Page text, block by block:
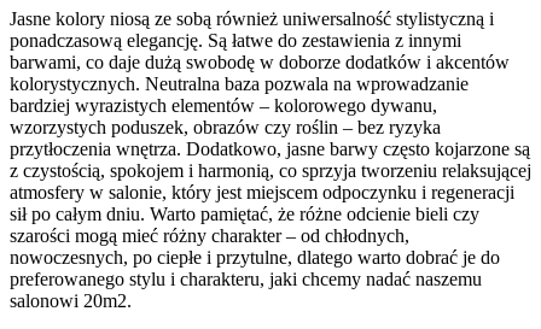
Jasne kolory niosą ze sobą również uniwersalność stylistyczną i
ponadczasową elegancję. Są łatwe do zestawienia z innymi
barwami, co daje dużą swobodę w doborze dodatków i akcentów
kolorystycznych. Neutralna baza pozwala na wprowadzanie
bardziej wyrazistych elementów – kolorowego dywanu,
wzorzystych poduszek, obrazów czy roślin – bez ryzyka
przytłoczenia wnętrza. Dodatkowo, jasne barwy często kojarzone są
z czystością, spokojem i harmonią, co sprzyja tworzeniu relaksującej
atmosfery w salonie, który jest miejscem odpoczynku i regeneracji
sił po całym dniu. Warto pamiętać, że różne odcienie bieli czy
szarości mogą mieć różny charakter – od chłodnych,
nowoczesnych, po ciepłe i przytulne, dlatego warto dobrać je do
preferowanego stylu i charakteru, jaki chcemy nadać naszemu
salonowi 20m2.